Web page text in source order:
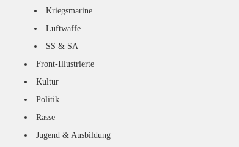
Kriegsmarine
Luftwaffe
SS & SA
Front-Illustrierte
Kultur
Politik
Rasse
Jugend & Ausbildung